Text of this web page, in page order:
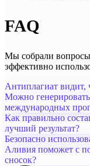
FAQ
Мы собрали
эффективно
Антиплагиат видит,
Можно генерировать
международных
Как правильно
лучший результат?
Безопасно
Аливия поможет с
сносок?